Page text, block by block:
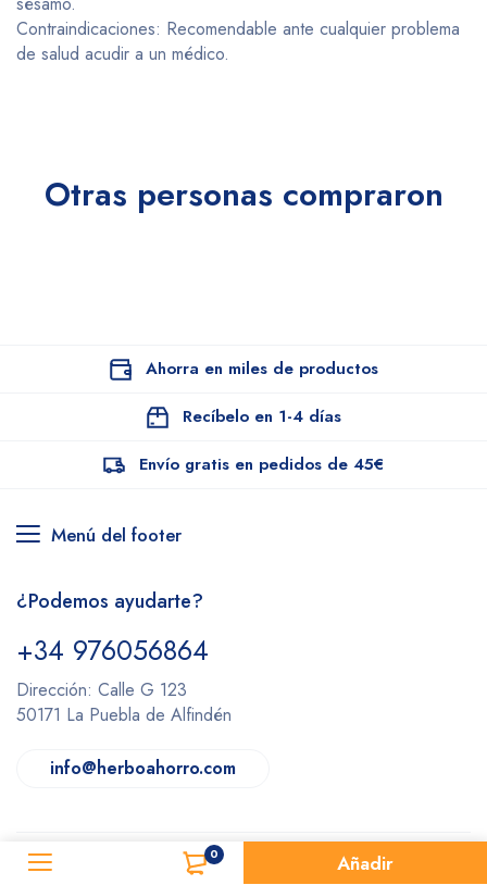
Contraindicaciones: Recomendable ante cualquier problema
de salud acudir a un médico.
Otras personas compraron
Ahorra en miles de productos
Recíbelo en 1-4 días
Envío gratis en pedidos de 45€
Menú del footer
¿Podemos ayudarte?
+34 976056864
Dirección: Calle G 123
50171 La Puebla de Alfindén
info@herboahorro.com
Herboahorro © 2022.Todos los derechos reservados.
0 Añadir